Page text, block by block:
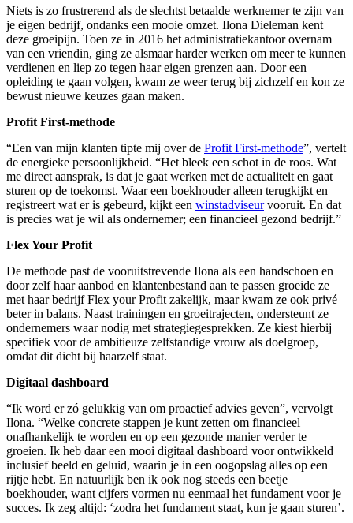
Niets is zo frustrerend als de slechtst betaalde werknemer te zijn van
je eigen bedrijf, ondanks een mooie omzet. Ilona Dieleman kent
deze groeipijn. Toen ze in 2016 het administratiekantoor overnam
van een vriendin, ging ze alsmaar harder werken om meer te kunnen
verdienen en liep zo tegen haar eigen grenzen aan. Door een
opleiding te gaan volgen, kwam ze weer terug bij zichzelf en kon ze
bewust nieuwe keuzes gaan maken.
Profit First-methode
“Een van mijn klanten tipte mij over de Profit First-methode”, vertelt
de energieke persoonlijkheid. “Het bleek een schot in de roos. Wat
me direct aansprak, is dat je gaat werken met de actualiteit en gaat
sturen op de toekomst. Waar een boekhouder alleen terugkijkt en
registreert wat er is gebeurd, kijkt een winstadviseurvooruit. En dat
is precies wat je wil als ondernemer; een financieel gezond bedrijf.”
Flex Your Profit
De methode past de vooruitstrevende Ilona als een handschoen en
door zelf haar aanbod en klantenbestand aan te passen groeide ze
met haar bedrijf Flex your Profit zakelijk, maar kwam ze ook privé
beter in balans. Naast trainingen en groeitrajecten, ondersteunt ze
ondernemers waar nodig met strategiegesprekken. Ze kiest hierbij
specifiek voor de ambitieuze zelfstandige vrouw als doelgroep,
omdat dit dicht bij haarzelf staat.
Digitaal dashboard
“Ik word er zó gelukkig van om proactief advies geven”, vervolgt
Ilona. “Welke concrete stappen je kunt zetten om financieel
onafhankelijk te worden en op een gezonde manier verder te
groeien. Ik heb daar een mooi digitaal dashboard voor ontwikkeld
inclusief beeld en geluid, waarin je in een oogopslag alles op een
rijtje hebt. En natuurlijk ben ik ook nog steeds een beetje
boekhouder, want cijfers vormen nu eenmaal het fundament voor je
succes. Ik zeg altijd: ‘zodra het fundament staat, kun je gaan sturen’.